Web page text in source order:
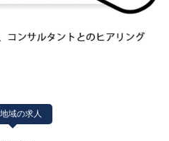
域の求人